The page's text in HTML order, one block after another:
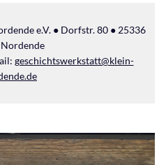
e.V. ● Dorfstr. 80 ● 25336
geschichtswerkstatt@klein-